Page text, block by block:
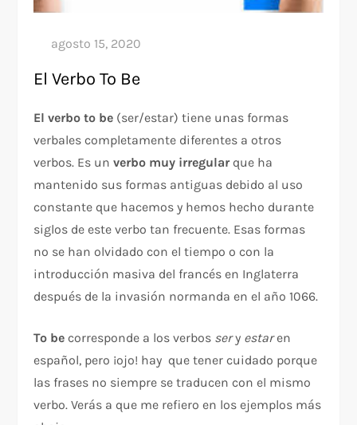
El Verbo To Be
El verbo to be (ser/estar) tiene unas formas
verbales completamente diferentes a otros
verbos. Es un verbo muy irregularque ha
mantenido sus formas antiguas debido al uso
constante que hacemos y hemos hecho durante
siglos de este verbo tan frecuente. Esas formas
no se han olvidado con el tiempo o con la
introducción masiva del francés en Inglaterra
después de la invasión normanda en el año 1066.
To be corresponde a los verbos sery estaren
español, pero ¡ojo! hay que tener cuidado porque
las frases no siempre se traducen con el mismo
verbo. Verás a que me refiero en los ejemplos más